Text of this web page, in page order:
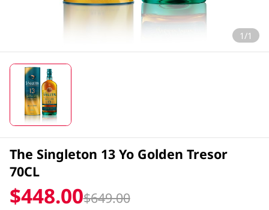
1/1
The Singleton 13 Yo Golden Tresor
70CL
$448.00$649.00